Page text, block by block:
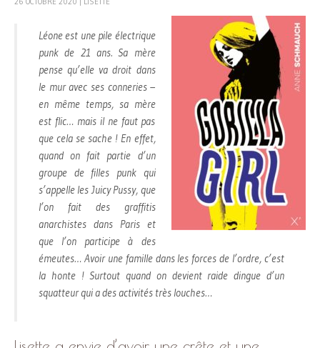
Léone est une pile électrique
punk de 21 ans. Sa mère
pense qu’elle va droit dans
le mur avec ses conneries –
en même temps, sa mère
est flic… mais il ne faut pas
que cela se sache ! En effet,
quand on fait partie d’un
groupe de filles punk qui
s’appelle les Juicy Pussy, que
l’on fait des graffitis
anarchistes dans Paris et
que l’on participe à des
émeutes… Avoir une famille dans les forces de l’ordre, c’est
la honte ! Surtout quand on devient raide dingue d’un
squatteur qui a des activités très louches…